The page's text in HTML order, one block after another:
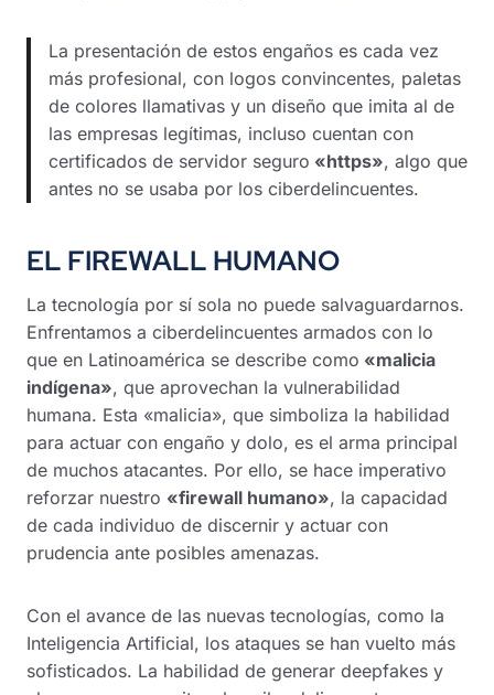
La presentación de estos engaños es cada vez
más profesional, con logos convincentes, paletas
de colores llamativas y un diseño que imita al de
las empresas legítimas, incluso cuentan con
certificados de servidor seguro «https», algo que
antes no se usaba por los ciberdelincuentes.
EL FIREWALL HUMANO
La tecnología por sí sola no puede salvaguardarnos.
Enfrentamos a ciberdelincuentes armados con lo
que en Latinoamérica se describe como «malicia
indígena», que aprovechan la vulnerabilidad
humana. Esta «malicia», que simboliza la habilidad
para actuar con engaño y dolo, es el arma principal
de muchos atacantes. Por ello, se hace imperativo
reforzar nuestro «firewall humano», la capacidad
de cada individuo de discernir y actuar con
prudencia ante posibles amenazas.
Con el avance de las nuevas tecnologías, como la
Inteligencia Artificial, los ataques se han vuelto más
sofisticados. La habilidad de generar deepfakes y